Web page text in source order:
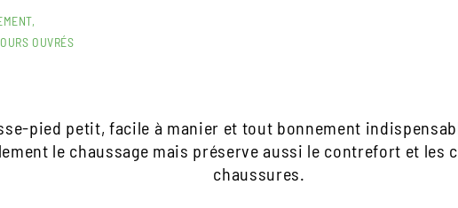
OUVRÉS
pied petit, facile à manier et tout bonnement
le chaussage mais préserve aussi le contrefort et les
chaussures.